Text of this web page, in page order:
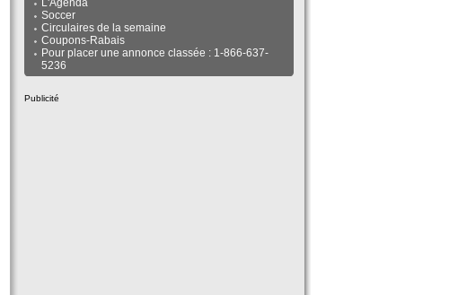
L'Agenda
Soccer
Circulaires de la semaine
Coupons-Rabais
Pour placer une annonce classée : 1-866-637-
5236
Publicité